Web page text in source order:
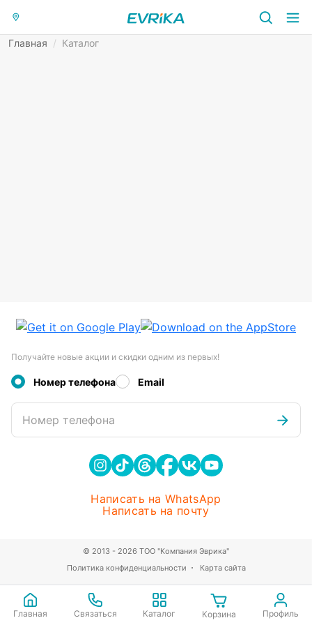
Главная / Каталог
Главная Связаться Каталог Корзина Профиль
Получайте новые акции и скидки одним из первых!
Номер телефона Email
Номер телефона
Написать на WhatsApp
Написать на почту
Политика конфиденциальности Карта сайта
© 2013 - 2026 ТОО "Компания Эврика"